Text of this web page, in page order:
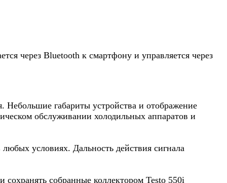
через Bluetooth к смартфону и управляется через
Небольшие габариты устройства и отображение
обслуживании холодильных аппаратов и
условиях. Дальность действия сигнала
сохранять собранные коллектором Testo 550i